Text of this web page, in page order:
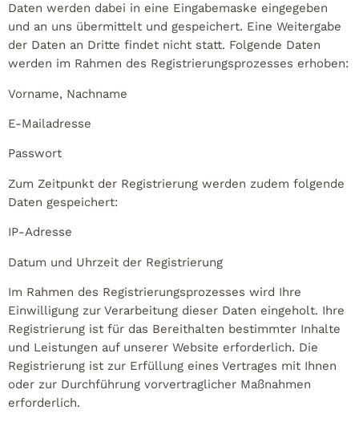
Daten werden dabei in eine Eingabemaske eingegeben
und an uns übermittelt und gespeichert. Eine Weitergabe
der Daten an Dritte findet nicht statt. Folgende Daten
werden im Rahmen des Registrierungsprozesses erhoben:
Vorname, Nachname
E-Mailadresse
Passwort
Zum Zeitpunkt der Registrierung werden zudem folgende
Daten gespeichert:
IP-Adresse
Datum und Uhrzeit der Registrierung
Im Rahmen des Registrierungsprozesses wird Ihre
Einwilligung zur Verarbeitung dieser Daten eingeholt. Ihre
Registrierung ist für das Bereithalten bestimmter Inhalte
und Leistungen auf unserer Website erforderlich. Die
Registrierung ist zur Erfüllung eines Vertrages mit Ihnen
oder zur Durchführung vorvertraglicher Maßnahmen
erforderlich.